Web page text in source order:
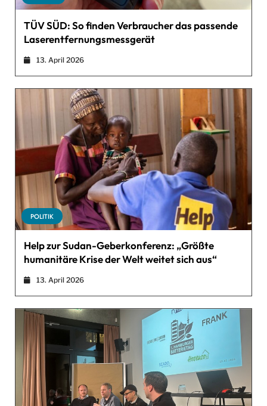
TÜV SÜD: So finden Verbraucher das passende
Laserentfernungsmessgerät
13. April 2026
POLITIK
Help zur Sudan-Geberkonferenz: „Größte
humanitäre Krise der Welt weitet sich aus“
13. April 2026